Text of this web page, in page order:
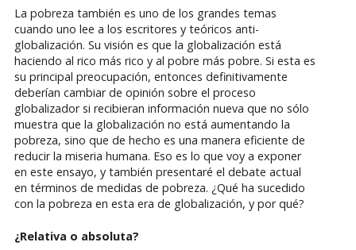
La pobreza también es uno de los grandes temas
cuando uno lee a los escritores y teóricos anti-
globalización. Su visión es que la globalización está
haciendo al rico más rico y al pobre más pobre. Si esta es
su principal preocupación, entonces definitivamente
deberían cambiar de opinión sobre el proceso
globalizador si recibieran información nueva que no sólo
muestra que la globalización no está aumentando la
pobreza, sino que de hecho es una manera eficiente de
reducir la miseria humana. Eso es lo que voy a exponer
en este ensayo, y también presentaré el debate actual
en términos de medidas de pobreza. ¿Qué ha sucedido
con la pobreza en esta era de globalización, y por qué?
¿Relativa o absoluta?